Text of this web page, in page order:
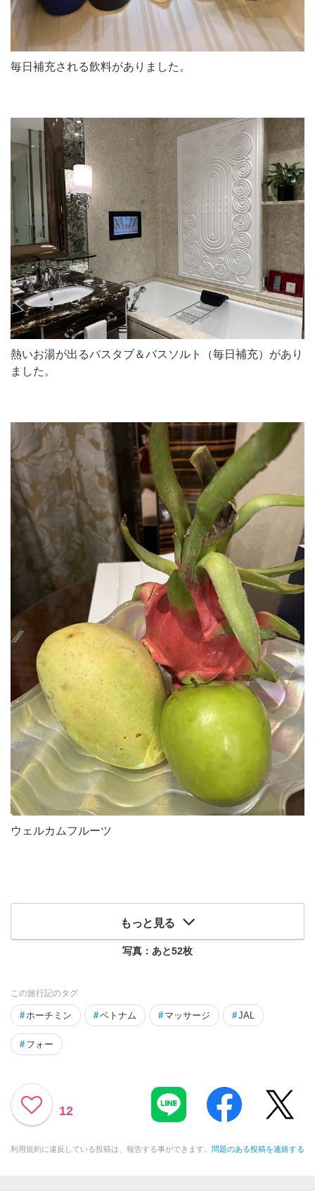
毎日補充される飲料がありました。
熱いお湯が出るバスタブ＆バスソルト（毎日補充）があり
ました。
ウェルカムフルーツ
もっと見る
写真：あと52枚
この旅行記のタグ
# ホーチミン #ベトナム # マッサージ #JAL
# フォー
12
利用規約に違反している投稿は、報告する事ができます。 問題のある投稿を連絡する